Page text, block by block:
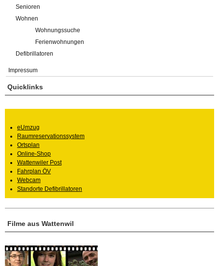
Senioren
Wohnen
Wohnungssuche
Ferienwohnungen
Defibrillatoren
Impressum
Filme aus Wattenwil
Quicklinks
eUmzug
Raumreservationssystem
Ortsplan
Online-Shop
Wattenwiler Post
Fahrplan ÖV
Webcam
Standorte Defibrillatoren